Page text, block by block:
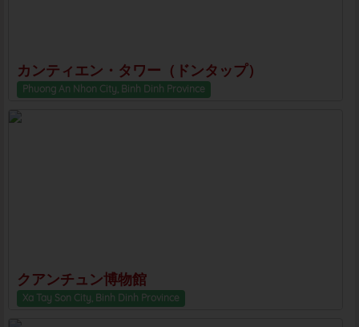
カンティエン・タワー（ドンタップ）
Phuong An Nhon City, Binh Dinh Province
クアンチュン博物館
Xa Tay Son City, Binh Dinh Province